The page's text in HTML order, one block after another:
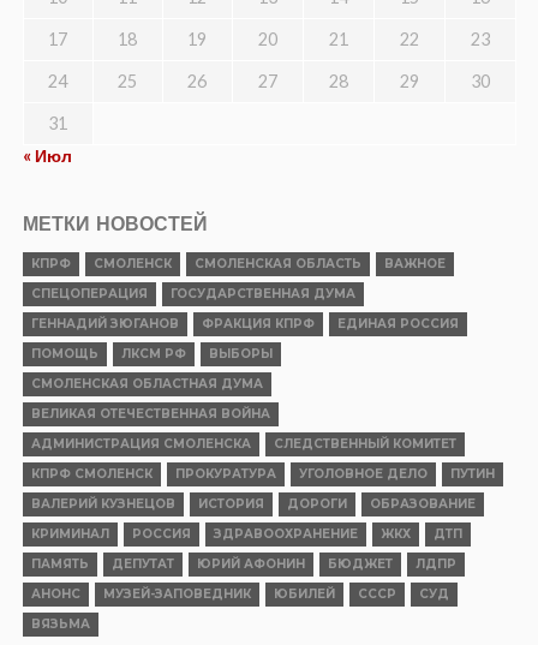
17 18 19 20 21 22 23
24 25 26 27 28 29 30
31
« Июл
МЕТКИ НОВОСТЕЙ
КПРФ СМОЛЕНСК СМОЛЕНСКАЯ ОБЛАСТЬ
ВАЖНОЕ
СПЕЦОПЕРАЦИЯ
ГОСУДАРСТВЕННАЯ ДУМА
ГЕННАДИЙ ЗЮГАНОВ
ФРАКЦИЯ КПРФ
ЕДИНАЯ РОССИЯ
ПОМОЩЬ
ЛКСМ РФ
ВЫБОРЫ
СМОЛЕНСКАЯ ОБЛАСТНАЯ ДУМА
ВЕЛИКАЯ ОТЕЧЕСТВЕННАЯ ВОЙНА
АДМИНИСТРАЦИЯ СМОЛЕНСКА
СЛЕДСТВЕННЫЙ КОМИТЕТ
КПРФ СМОЛЕНСК
ПРОКУРАТУРА УГОЛОВНОЕ ДЕЛО
ПУТИН
ВАЛЕРИЙ КУЗНЕЦОВ
ИСТОРИЯ ДОРОГИ
ОБРАЗОВАНИЕ
КРИМИНАЛ
РОССИЯ ЗДРАВООХРАНЕНИЕ ЖКХ
ДТП
ПАМЯТЬ
ДЕПУТАТ ЮРИЙ АФОНИН БЮДЖЕТ
ЛДПР
АНОНС
МУЗЕЙ-ЗАПОВЕДНИК ЮБИЛЕЙ СССР
СУД
ВЯЗЬМА